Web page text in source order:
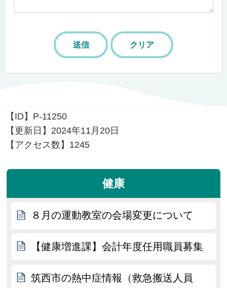
【ID】 P-11250
【更新日】 2024年11月20日
【アクセス数】 1245
健康
８月の運動教室の会場変更について
【健康増進課】会計年度任用職員募集
筑西市の熱中症情報（救急搬送人員